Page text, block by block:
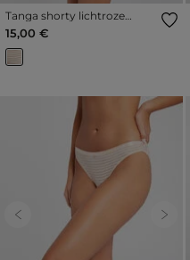
Tanga shorty lichtroze
vrouw
15,00 €
Previous Next